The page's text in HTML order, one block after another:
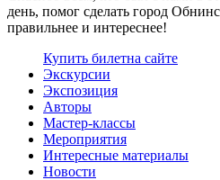
день, помог сделать город
правильнее и интереснее!
Купить билетна сайте
Экскурсии
Экспозиция
Авторы
Мастер-классы
Мероприятия
Интересные материалы
Новости